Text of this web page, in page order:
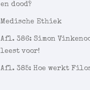
en dood?
Medische Ethiek
Afl. 386: Simon
leest voor!
Afl. 385: Hoe werkt